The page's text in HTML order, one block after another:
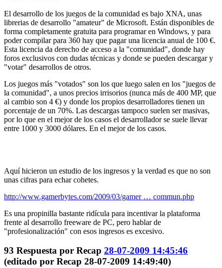
El desarrollo de los juegos de la comunidad es bajo XNA, unas
librerias de desarrollo "amateur" de Microsoft. Están disponibles de
forma completamente gratuita para programar en Windows, y para
poder compilar para 360 hay que pagar una licencia anual de 100 €.
Esta licencia da derecho de acceso a la "comunidad", donde hay
foros exclusivos con dudas técnicas y donde se pueden descargar y
"votar" desarrollos de otros.
Los juegos más "votados" son los que luego salen en los "juegos de
la comunidad", a unos precios irrisorios (nunca más de 400 MP, que
al cambio son 4 €) y donde los propios desarrolladores tienen un
porcentaje de un 70%. Las descargas tampoco suelen ser masivas,
por lo que en el mejor de los casos el desarrollador se suele llevar
entre 1000 y 3000 dólares. En el mejor de los casos.
Aquí hicieron un estudio de los ingresos y la verdad es que no son
unas cifras para echar cohetes.
http://www.gamerbytes.com/2009/03/gamer … commun.php
Es una propinilla bastante ridícula para incentivar la plataforma
frente al desarrollo freeware de PC, pero hablar de
"profesionalización" con esos ingresos es excesivo.
93 Respuesta por Recap 28-07-2009 14:45:46
(editado por Recap 28-07-2009 14:49:40)